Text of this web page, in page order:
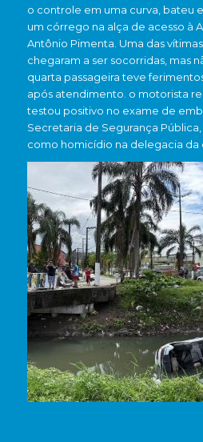
o controle em uma curva, bateu
um córrego na alça de acesso à
Antônio Pimenta. Uma das
chegaram a ser socorridas, mas
quarta passageira teve
após atendimento. o motorista
testou positivo no exame de
Secretaria de Segurança
como homicídio na delegacia da